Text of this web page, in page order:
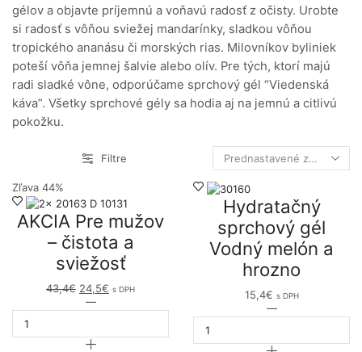
gélov a objavte príjemnú a voňavú radosť z očisty. Urobte
si radosť s vôňou sviežej mandarínky, sladkou vôňou
tropického ananásu či morských rias. Milovníkov byliniek
poteší vôňa jemnej šalvie alebo olív. Pre tých, ktorí majú
radi sladké vône, odporúčame sprchový gél “Viedenská
káva”. Všetky sprchové gély sa hodia aj na jemnú a citlivú
pokožku.
Filtre
Zľava 44%
AKCIA Pre mužov
– čistota a
sviežosť
43,4€ Original
price
24,5€ Current
s DPH
množstvo
mužov
Hydratačný
sprchový gél
Vodný melón a
hrozno
15,4€ s DPH
množstvo